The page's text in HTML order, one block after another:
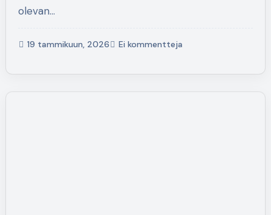
olevan…
19 tammikuun, 2026 Ei kommentteja